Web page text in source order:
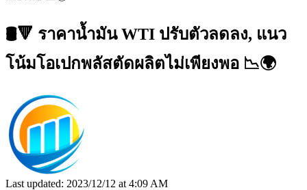
🛢️🔻 ราคาน้ำมัน WTI ปรับตัวลดลง, แนว
โน้มโอเปกพลัสตัดผลิตไม่เพียงพอ 📉🌍
Last updated: 2023/12/12 at 4:09 AM